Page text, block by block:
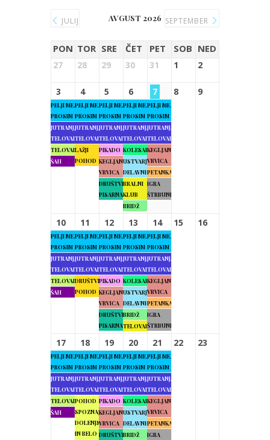
JULIJ AVGUST 2026 SEPTEMBER
PON TOR SRE ČET PET SOB NED
27 28 29 30 31 1 2
3
PELJI ME,
PROSIM
JUTRANJA
TELOVADBA
TELOVADBA
ŠAH
4
PELJI ME,
PROSIM
JUTRANJA
TELOVADBA
LAŽJI
POHOD
5
PELJI ME,
PROSIM
JUTRANJA
TELOVADBA
PIKADO
KEGLJANJE
VRVICA
DRUŠTVENA
PISARNA
6
PELJI ME,
PROSIM
JUTRANJA
TELOVADBA
KOLESARJENJE
USTVARJALNE
DELAVNICE
BRALNI
KLUB
BRIDŽ
7
PELJI ME,
PROSIM
JUTRANJA
TELOVADBA
KEGLJANJE
VRVICA
PETANKA
IGRA
ŠTRBUNK
8 9
10
PELJI ME,
PROSIM
JUTRANJA
TELOVADBA
TELOVADBA
ŠAH
11
PELJI ME,
PROSIM
JUTRANJA
TELOVADBA
DRUŠTVENI
POHOD
12
PELJI ME,
PROSIM
JUTRANJA
TELOVADBA
PIKADO
KEGLJANJE
VRVICA
DRUŠTVENA
PISARNA
13
PELJI ME,
PROSIM
JUTRANJA
TELOVADBA
KOLESARJENJE
USTVARJALNE
DELAVNICE
BRIDŽ
TELOVADBA
14
PELJI ME,
PROSIM
JUTRANJA
TELOVADBA
KEGLJANJE
VRVICA
PETANKA
IGRA
ŠTRBUNK
15 16
17
PELJI ME,
PROSIM
JUTRANJA
TELOVADBA
TELOVADBA
ŠAH
18
PELJI ME,
PROSIM
JUTRANJA
TELOVADBA
POHOD
SPOZNAJMO
DOLENJSKO
IN BELO
19
PELJI ME,
PROSIM
JUTRANJA
TELOVADBA
PIKADO
KEGLJANJE
VRVICA
DRUŠTVENA
20
PELJI ME,
PROSIM
JUTRANJA
TELOVADBA
KOLESARJENJE
USTVARJALNE
DELAVNICE
BRIDŽ
21
PELJI ME,
PROSIM
JUTRANJA
TELOVADBA
KEGLJANJE
VRVICA
PETANKA
IGRA
22 23